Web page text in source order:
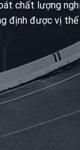
chất lượng
định được vị